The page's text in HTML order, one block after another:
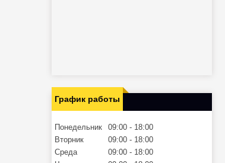
График работы
Понедельник 09:00
18:00
Вторник
09:00
18:00
Среда
09:00
18:00